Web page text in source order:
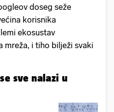
doseg seže
korisnika
ekosustav
mreža, i tiho bilježi svaki
sve nalazi u